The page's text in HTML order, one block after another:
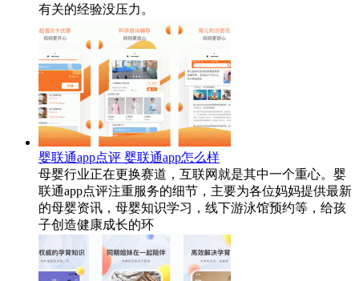
有关的经验没压力。
婴联通app点评 婴联通app怎么样
母婴行业正在更换赛道，互联网就是其中一个重心。婴
联通app点评注重服务的细节，主要为各位妈妈提供最新
的母婴资讯，母婴知识学习，线下游泳馆预约等，给孩
子创造健康成长的环